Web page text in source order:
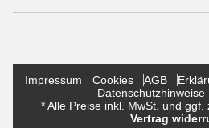
Impressum Cookies AGB
Datenschutzhinweise
* Alle Preise inkl. MwSt. und ggf.
Vertrag